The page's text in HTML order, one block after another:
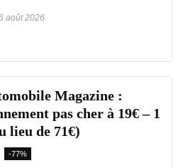
août 2026
Magazine :
pas cher à 19€ – 1
lieu de 71€)
-77%